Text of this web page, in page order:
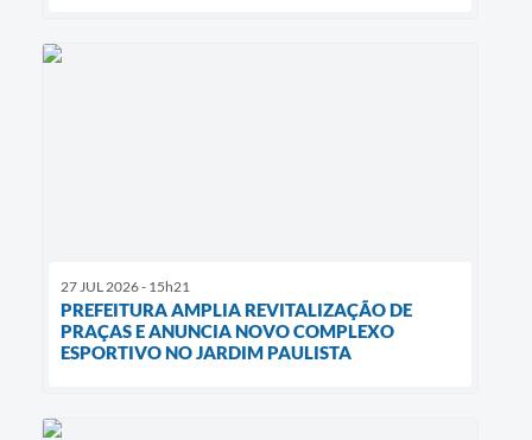
27 JUL 2026 - 15h21
PREFEITURA AMPLIA REVITALIZAÇÃO DE
PRAÇAS E ANUNCIA NOVO COMPLEXO
ESPORTIVO NO JARDIM PAULISTA